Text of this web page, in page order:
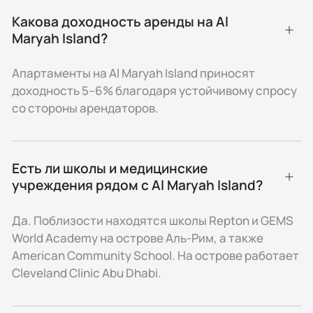
Удобства и стиль жизни
Шопинг и развлечения: торговый центр The
VOX.
Отели: Rosewood Abu Dhabi и Four Seasons с
ресторанами и спа.
крышах и спа-салоны.
Даби (15 минут) и Корниш (10 минут).
Образование и медицина
Образование
На острове работают ясли и центры раннего
развития. Вблизи расположены:
Какова доходность аренды на Al
Maryah Island?
Апартаменты на Al Maryah Island приносят
доходность 5–6% благодаря устойчивому спросу
со стороны арендаторов.
Есть ли школы и медицинские
учреждения рядом с Al Maryah Island?
Да. Поблизости находятся школы Repton и GEMS
World Academy на острове Аль-Рим, а также
American Community School. На острове работает
Cleveland Clinic Abu Dhabi.